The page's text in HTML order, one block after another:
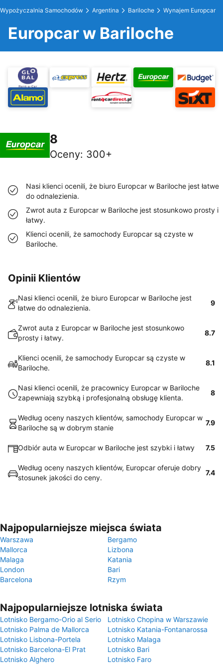
Wypożyczalnia Samochodów Argentina Bariloche Wynajem Europcar
Europcar w Bariloche
8
Oceny: 300+
Nasi klienci ocenili, że biuro Europcar w Bariloche jest łatwe
do odnalezienia.
Zwrot auta z Europcar w Bariloche jest stosunkowo prosty i
łatwy.
Klienci ocenili, że samochody Europcar są czyste w
Bariloche.
Opinii Klientów
Nasi klienci ocenili, że biuro Europcar w Bariloche jest
łatwe do odnalezienia.
9
Zwrot auta z Europcar w Bariloche jest stosunkowo
prosty i łatwy.
8.7
Klienci ocenili, że samochody Europcar są czyste w
Bariloche.
8.1
Nasi klienci ocenili, że pracownicy Europcar w Bariloche
zapewniają szybką i profesjonalną obsługę klienta.
8
Według oceny naszych klientów, samochody Europcar w
Bariloche są w dobrym stanie
7.9
Odbiór auta w Europcar w Bariloche jest szybki i łatwy 7.5
Według oceny naszych klientów, Europcar oferuje dobry
stosunek jakości do ceny.
7.4
Najpopularniejsze miejsca świata
Warszawa
Bergamo
Mallorca
Lizbona
Malaga
Katania
London
Bari
Barcelona
Rzym
Najpopularniejsze lotniska świata
Lotnisko Bergamo-Orio al Serio
Lotnisko Chopina w Warszawie
Lotnisko Palma de Mallorca
Lotnisko Katania-Fontanarossa
Lotnisko Lisbona-Portela
Lotnisko Malaga
Lotnisko Barcelona-El Prat
Lotnisko Bari
Lotnisko Alghero
Lotnisko Faro